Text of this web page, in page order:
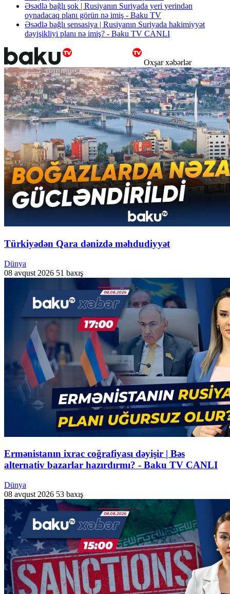
Əsədlə bağlı şok | Rusiyanın Suriyada yeri yerindən
oynadacaq planı görün nə imiş - Baku TV
Əsədlə bağlı sensasiya | Rusiyanın Suriyada hakimiyyət
dəyişikliyi planı nə imiş? - Baku TV CANLI
Oxşar xəbərlər
Türkiyədən Qara dənizdə məhdudiyyət
Dünya
08 avqust 2026 51 baxış
Ermənistanın ixrac coğrafiyası dəyişir | Bəs
alternativ bazarlar hazırdırmı? - Baku TV CANLI
Dünya
08 avqust 2026 53 baxış